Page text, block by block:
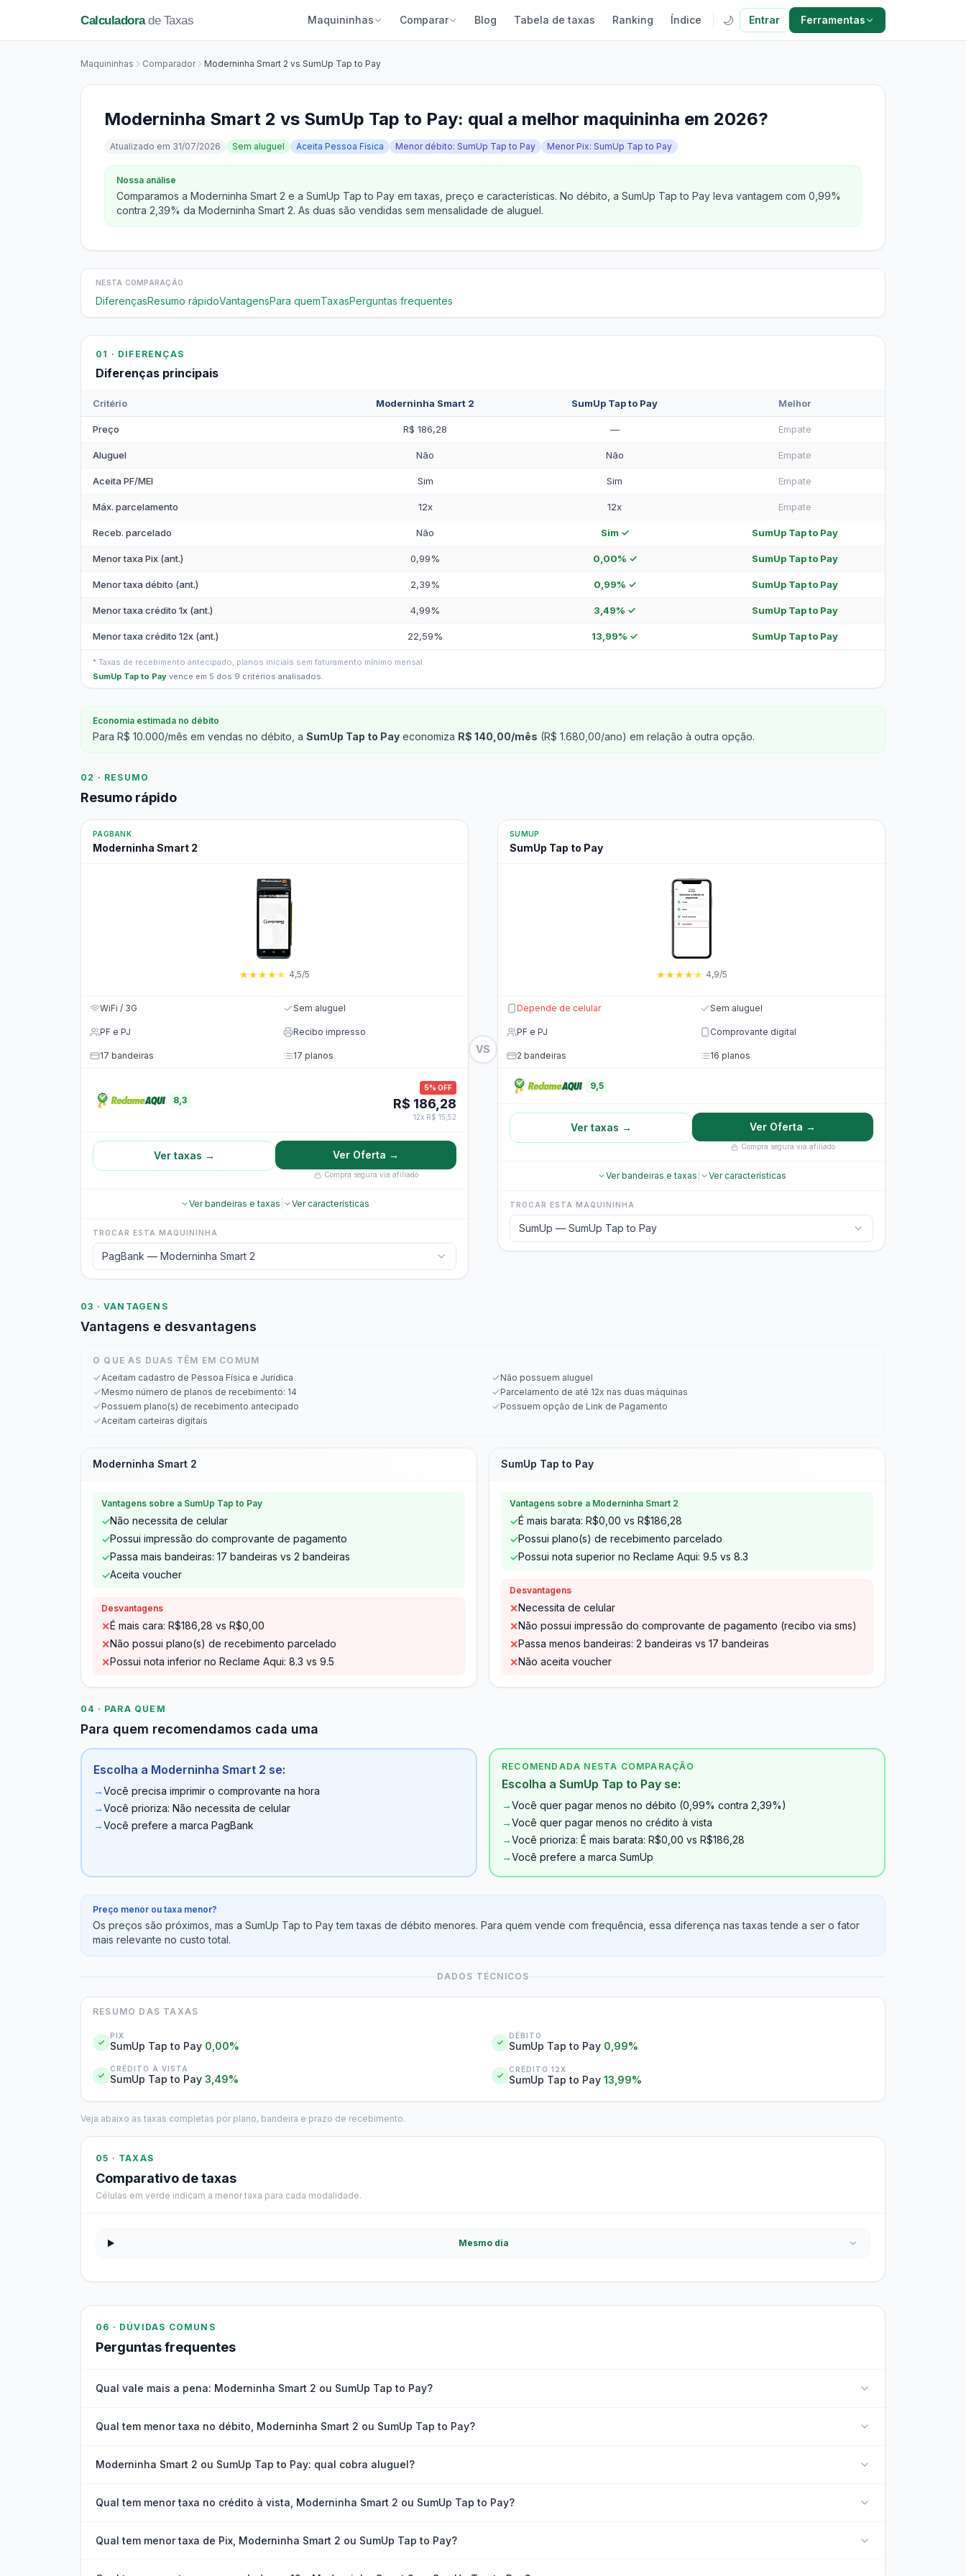
Calculadorade Taxas Maquininhas Comparar Blog Tabela de taxas Ranking Índice 🌙 Entrar Ferramentas
Maquininhas Comparador Moderninha Smart 2 vs SumUp Tap to Pay
Moderninha Smart 2 vs SumUp Tap to Pay: qual a melhor maquininha em 2026?
Atualizado em 31/07/2026 Sem aluguel Aceita Pessoa Física Menor débito: SumUp Tap to Pay Menor Pix: SumUp Tap to Pay
Nossa análise
Comparamos a Moderninha Smart 2 e a SumUp Tap to Pay em taxas, preço e características. No débito, a SumUp Tap to Pay leva vantagem com 0,99%
contra 2,39% da Moderninha Smart 2. As duas são vendidas sem mensalidade de aluguel.
NESTA COMPARAÇÃO
DiferençasResumo rápidoVantagensPara quemTaxasPerguntas frequentes
01 · DIFERENÇAS
Diferenças principais
Critério Moderninha Smart 2 SumUp Tap to Pay Melhor
Preço R$ 186,28 — Empate
Aluguel Não Não Empate
Aceita PF/MEI Sim Sim Empate
Máx. parcelamento 12x 12x Empate
Receb. parcelado Não Sim ✓ SumUp Tap to Pay
Menor taxa Pix (ant.) 0,99% 0,00% ✓ SumUp Tap to Pay
Menor taxa débito (ant.) 2,39% 0,99% ✓ SumUp Tap to Pay
Menor taxa crédito 1x (ant.) 4,99% 3,49% ✓ SumUp Tap to Pay
Menor taxa crédito 12x (ant.) 22,59% 13,99% ✓ SumUp Tap to Pay
* Taxas de recebimento antecipado, planos iniciais sem faturamento mínimo mensal.
SumUp Tap to Pay vence em 5 dos 9 critérios analisados.
Economia estimada no débito
Para R$ 10.000/mês em vendas no débito, a SumUp Tap to Pay economiza R$ 140,00/mês (R$ 1.680,00/ano) em relação à outra opção.
02 · RESUMO
Resumo rápido
PAGBANK
Moderninha Smart 2
★★★★★ 4,5/5
WiFi / 3G Sem aluguel
PF e PJ Recibo impresso
17 bandeiras 17 planos
8,3
5% OFF
R$ 186,28
12x R$ 15,52
Ver taxas → Ver Oferta →
Compra segura via afiliado
Ver bandeiras e taxas Ver características
TROCAR ESTA MAQUININHA
PagBank — Moderninha Smart 2
VS
SUMUP
SumUp Tap to Pay
★★★★★ 4,9/5
Depende de celular Sem aluguel
PF e PJ Comprovante digital
2 bandeiras 16 planos
9,5
Ver taxas → Ver Oferta →
Compra segura via afiliado
Ver bandeiras e taxas Ver características
TROCAR ESTA MAQUININHA
SumUp — SumUp Tap to Pay
03 · VANTAGENS
Vantagens e desvantagens
O QUE AS DUAS TÊM EM COMUM
Aceitam cadastro de Pessoa Física e Jurídica
Não possuem aluguel
Mesmo número de planos de recebimento: 14
Parcelamento de até 12x nas duas máquinas
Possuem plano(s) de recebimento antecipado
Possuem opção de Link de Pagamento
Aceitam carteiras digitais
Moderninha Smart 2
Vantagens sobre a SumUp Tap to Pay
✓Não necessita de celular
✓Possui impressão do comprovante de pagamento
✓Passa mais bandeiras: 17 bandeiras vs 2 bandeiras
✓Aceita voucher
Desvantagens
✕É mais cara: R$186,28 vs R$0,00
✕Não possui plano(s) de recebimento parcelado
✕Possui nota inferior no Reclame Aqui: 8.3 vs 9.5
SumUp Tap to Pay
Vantagens sobre a Moderninha Smart 2
✓É mais barata: R$0,00 vs R$186,28
✓Possui plano(s) de recebimento parcelado
✓Possui nota superior no Reclame Aqui: 9.5 vs 8.3
Desvantagens
✕Necessita de celular
✕Não possui impressão do comprovante de pagamento (recibo via sms)
✕Passa menos bandeiras: 2 bandeiras vs 17 bandeiras
✕Não aceita voucher
04 · PARA QUEM
Para quem recomendamos cada uma
Escolha a Moderninha Smart 2 se:
→Você precisa imprimir o comprovante na hora
→Você prioriza: Não necessita de celular
→Você prefere a marca PagBank
RECOMENDADA NESTA COMPARAÇÃO
Escolha a SumUp Tap to Pay se:
→Você quer pagar menos no débito (0,99% contra 2,39%)
→Você quer pagar menos no crédito à vista
→Você prioriza: É mais barata: R$0,00 vs R$186,28
→Você prefere a marca SumUp
Preço menor ou taxa menor?
Os preços são próximos, mas a SumUp Tap to Pay tem taxas de débito menores. Para quem vende com frequência, essa diferença nas taxas tende a ser o fator
mais relevante no custo total.
DADOS TÉCNICOS
RESUMO DAS TAXAS
PIX
SumUp Tap to Pay 0,00%
DÉBITO
SumUp Tap to Pay 0,99%
CRÉDITO À VISTA
SumUp Tap to Pay 3,49%
CRÉDITO 12X
SumUp Tap to Pay 13,99%
Veja abaixo as taxas completas por plano, bandeira e prazo de recebimento.
05 · TAXAS
Comparativo de taxas
Células em verde indicam a menor taxa para cada modalidade.
Mesmo dia
06 · DÚVIDAS COMUNS
Perguntas frequentes
Qual vale mais a pena: Moderninha Smart 2 ou SumUp Tap to Pay?
Qual tem menor taxa no débito, Moderninha Smart 2 ou SumUp Tap to Pay?
Moderninha Smart 2 ou SumUp Tap to Pay: qual cobra aluguel?
Qual tem menor taxa no crédito à vista, Moderninha Smart 2 ou SumUp Tap to Pay?
Qual tem menor taxa de Pix, Moderninha Smart 2 ou SumUp Tap to Pay?